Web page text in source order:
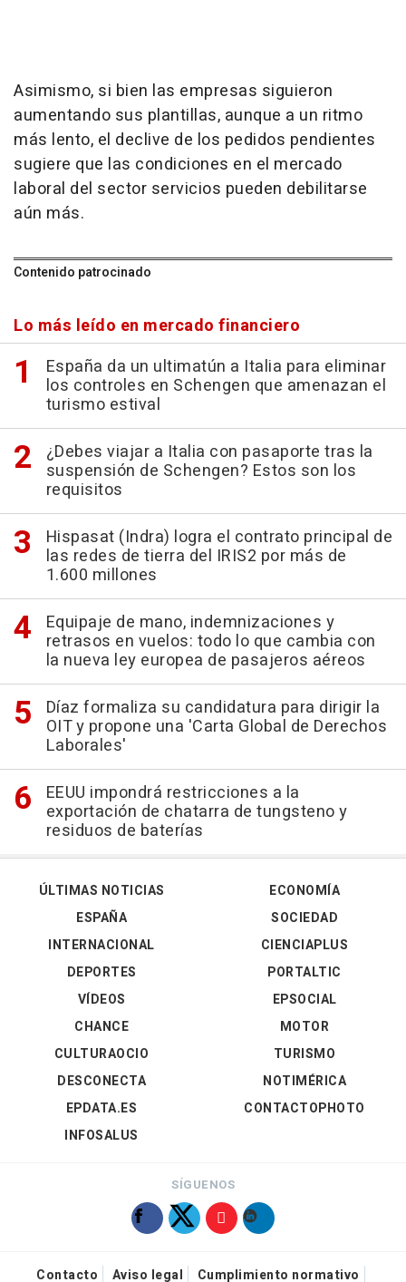
Asimismo, si bien las empresas siguieron
aumentando sus plantillas, aunque a un ritmo
más lento, el declive de los pedidos pendientes
sugiere que las condiciones en el mercado
laboral del sector servicios pueden debilitarse
aún más.
Contenido patrocinado
Lo más leído en mercado financiero
España da un ultimatún a Italia para eliminar
los controles en Schengen que amenazan el
turismo estival
¿Debes viajar a Italia con pasaporte tras la
suspensión de Schengen? Estos son los
requisitos
Hispasat (Indra) logra el contrato principal de
las redes de tierra del IRIS2 por más de
1.600 millones
Equipaje de mano, indemnizaciones y
retrasos en vuelos: todo lo que cambia con
la nueva ley europea de pasajeros aéreos
Díaz formaliza su candidatura para dirigir la
OIT y propone una 'Carta Global de Derechos
Laborales'
EEUU impondrá restricciones a la
exportación de chatarra de tungsteno y
residuos de baterías
ÚLTIMAS NOTICIAS
ESPAÑA
INTERNACIONAL
DEPORTES
VÍDEOS
ECONOMÍA
SOCIEDAD
CIENCIAPLUS
PORTALTIC
EPSOCIAL
CHANCE
CULTURAOCIO
DESCONECTA
EPDATA.ES
INFOSALUS
MOTOR
TURISMO
NOTIMÉRICA
CONTACTOPHOTO
SÍGUENOS
Contacto Aviso legal Cumplimiento normativo